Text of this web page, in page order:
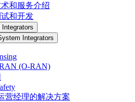
和服务介绍
和开发
Integrators
(O-RAN)
营经理的解决方案